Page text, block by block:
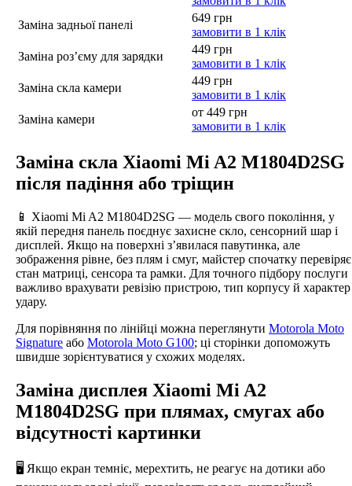
Заміна задньої панелі
649 грн
замовити в 1 клік
Заміна роз’єму для зарядки
449 грн
замовити в 1 клік
Заміна скла камери
449 грн
замовити в 1 клік
Заміна камери
от 449 грн
замовити в 1 клік
Заміна скла Xiaomi Mi A2 M1804D2SG
після падіння або тріщин
📱 Xiaomi Mi A2 M1804D2SG — модель свого покоління, у
якій передня панель поєднує захисне скло, сенсорний шар і
дисплей. Якщо на поверхні з’явилася павутинка, але
зображення рівне, без плям і смуг, майстер спочатку перевіряє
стан матриці, сенсора та рамки. Для точного підбору послуги
важливо врахувати ревізію пристрою, тип корпусу й характер
удару.
Для порівняння по лінійці можна переглянути Motorola Moto
Signature або Motorola Moto G100; ці сторінки допоможуть
швидше зорієнтуватися у схожих моделях.
Заміна дисплея Xiaomi Mi A2
M1804D2SG при плямах, смугах або
відсутності картинки
🖥️ Якщо екран темніє, мерехтить, не реагує на дотики або